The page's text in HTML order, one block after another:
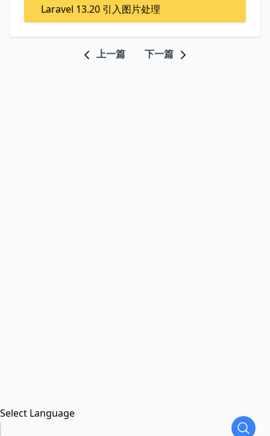
Laravel 13.20 引入图片处理
上一篇 下一篇
Select Language